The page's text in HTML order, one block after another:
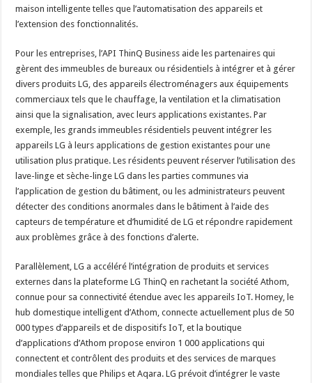
maison intelligente telles que l’automatisation des appareils et
l’extension des fonctionnalités.
Pour les entreprises, l’API ThinQ Business aide les partenaires qui
gèrent des immeubles de bureaux ou résidentiels à intégrer et à gérer
divers produits LG, des appareils électroménagers aux équipements
commerciaux tels que le chauffage, la ventilation et la climatisation
ainsi que la signalisation, avec leurs applications existantes. Par
exemple, les grands immeubles résidentiels peuvent intégrer les
appareils LG à leurs applications de gestion existantes pour une
utilisation plus pratique. Les résidents peuvent réserver l’utilisation des
lave-linge et sèche-linge LG dans les parties communes via
l’application de gestion du bâtiment, ou les administrateurs peuvent
détecter des conditions anormales dans le bâtiment à l’aide des
capteurs de température et d’humidité de LG et répondre rapidement
aux problèmes grâce à des fonctions d’alerte.
Parallèlement, LG a accéléré l’intégration de produits et services
externes dans la plateforme LG ThinQ en rachetant la société Athom,
connue pour sa connectivité étendue avec les appareils IoT. Homey, le
hub domestique intelligent d’Athom, connecte actuellement plus de 50
000 types d’appareils et de dispositifs IoT, et la boutique
d’applications d’Athom propose environ 1 000 applications qui
connectent et contrôlent des produits et des services de marques
mondiales telles que Philips et Aqara. LG prévoit d’intégrer le vaste